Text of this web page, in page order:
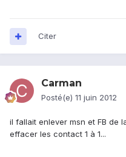
Citer
Carman
Posté(e) 11 juin 2012
il fallait enlever msn et FB de
effacer les contact 1 à 1...